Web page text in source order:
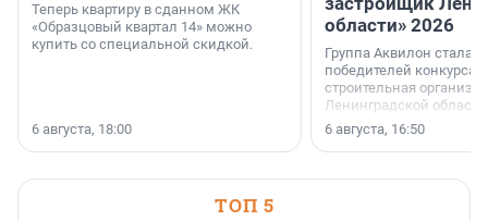
Теперь квартиру в сданном ЖК
«Образцовый квартал 14» можно
купить со специальной скидкой.
6 августа, 18:00
области» 2026
Группа Аквилон стала
победителей конкурса
строительная
Ленинградской области
номинации «Самый
застройщик
области».
6 августа, 16:50
ТОП 5